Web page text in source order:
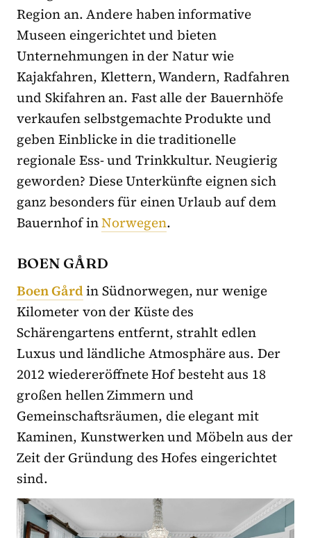
Region an. Andere haben informative
Museen eingerichtet und bieten
Unternehmungen in der Natur wie
Kajakfahren, Klettern, Wandern, Radfahren
und Skifahren an. Fast alle der Bauernhöfe
verkaufen selbstgemachte Produkte und
geben Einblicke in die traditionelle
regionale Ess- und Trinkkultur. Neugierig
geworden? Diese Unterkünfte eignen sich
ganz besonders für einen Urlaub auf dem
Bauernhof inNorwegen.
BOEN GÅRD
Boen Gårdin Südnorwegen, nur wenige
Kilometer von der Küste des
Schärengartens entfernt, strahlt edlen
Luxus und ländliche Atmosphäre aus. Der
2012 wiedereröffnete Hof besteht aus 18
großen hellen Zimmern und
Gemeinschaftsräumen, die elegant mit
Kaminen, Kunstwerken und Möbeln aus der
Zeit der Gründung des Hofes eingerichtet
sind.